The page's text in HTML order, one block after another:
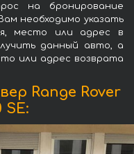
на бронирование
необходимо указать
место или адрес в
данный авто, а
или адрес возврата
Range Rover
SE: